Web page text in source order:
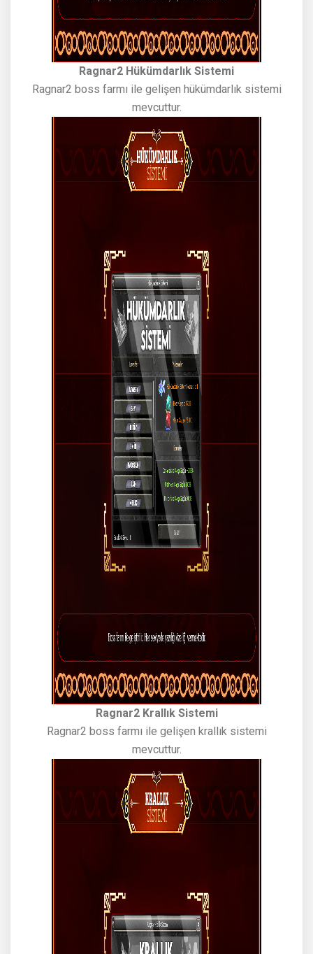
Ragnar2 Hükümdarlık Sistemi
Ragnar2 boss farmı ile gelişen hükümdarlık sistemi
mevcuttur.
Ragnar2 Krallık Sistemi
Ragnar2 boss farmı ile gelişen krallık sistemi
mevcuttur.